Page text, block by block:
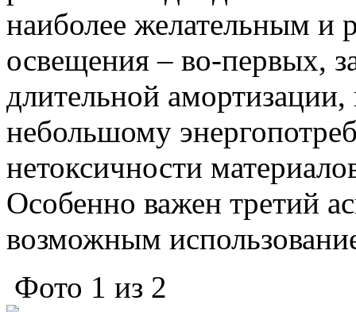
наиболее желательным и
освещения – во-первых,
длительной
небольшому
нетоксичности
Особенно важен третий
возможным
Фото 1 из 2